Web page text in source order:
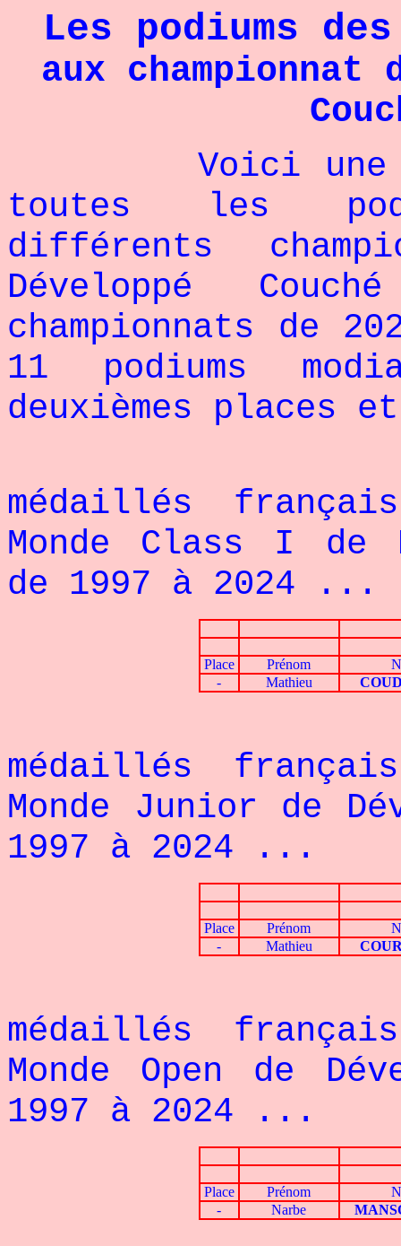
Les podiums
aux championnat
Voici une
toutes les
différents
Développé
championnats de
11 podiums
deuxièmes places
médaillés
Monde Class I de
de 1997 à 2024 ...
Place Prénom
-
Mathieu
médaillés
Monde Junior de
1997 à 2024 ...
Place Prénom
-
Mathieu
médaillés
Monde Open de
1997 à 2024 ...
Place Prénom
-
Narbe